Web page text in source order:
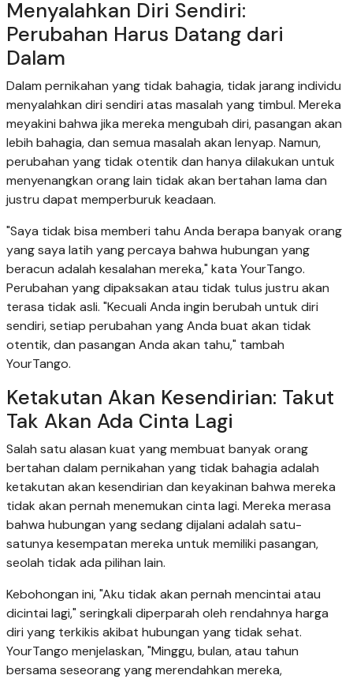
Menyalahkan Diri Sendiri:
Perubahan Harus Datang dari
Dalam
Dalam pernikahan yang tidak bahagia, tidak jarang individu
menyalahkan diri sendiri atas masalah yang timbul. Mereka
meyakini bahwa jika mereka mengubah diri, pasangan akan
lebih bahagia, dan semua masalah akan lenyap. Namun,
perubahan yang tidak otentik dan hanya dilakukan untuk
menyenangkan orang lain tidak akan bertahan lama dan
justru dapat memperburuk keadaan.
"Saya tidak bisa memberi tahu Anda berapa banyak orang
yang saya latih yang percaya bahwa hubungan yang
beracun adalah kesalahan mereka," kata YourTango.
Perubahan yang dipaksakan atau tidak tulus justru akan
terasa tidak asli. "Kecuali Anda ingin berubah untuk diri
sendiri, setiap perubahan yang Anda buat akan tidak
otentik, dan pasangan Anda akan tahu," tambah
YourTango.
Ketakutan Akan Kesendirian: Takut
Tak Akan Ada Cinta Lagi
Salah satu alasan kuat yang membuat banyak orang
bertahan dalam pernikahan yang tidak bahagia adalah
ketakutan akan kesendirian dan keyakinan bahwa mereka
tidak akan pernah menemukan cinta lagi. Mereka merasa
bahwa hubungan yang sedang dijalani adalah satu-
satunya kesempatan mereka untuk memiliki pasangan,
seolah tidak ada pilihan lain.
Kebohongan ini, "Aku tidak akan pernah mencintai atau
dicintai lagi," seringkali diperparah oleh rendahnya harga
diri yang terkikis akibat hubungan yang tidak sehat.
YourTango menjelaskan, "Minggu, bulan, atau tahun
bersama seseorang yang merendahkan mereka,